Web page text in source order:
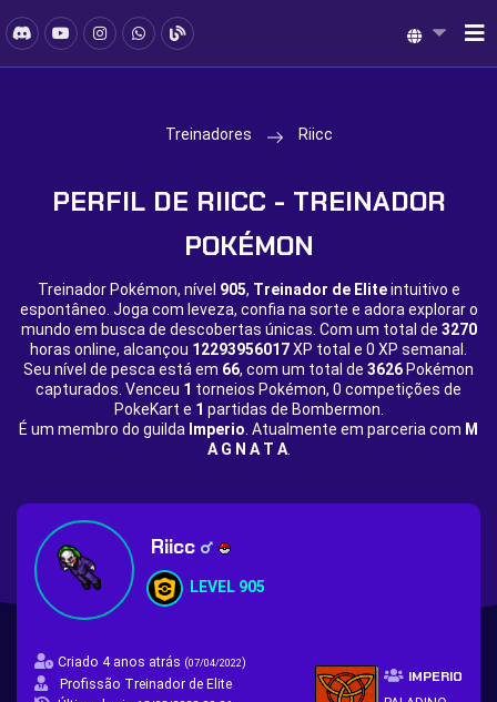
Treinadores Riicc
PERFIL DE RIICC - TREINADOR
POKÉMON
Treinador Pokémon, nível 905, Treinador de Eliteintuitivo e
espontâneo. Joga com leveza, confia na sorte e adora explorar o
mundo em busca de descobertas únicas. Com um total de 3270
horas online, alcançou 12293956017XP total e 0 XP semanal.
Seu nível de pesca está em 66, com um total de 3626 Pokémon
capturados. Venceu 1 torneios Pokémon, 0 competições de
PokeKart e 1 partidas de Bombermon.
É um membro do guilda Imperio . Atualmente em parceria com M
A G N A T A.
Riicc
LEVEL 905
Criado 4 anos atrás (07/04/2022)
Profissão Treinador de Elite
IMPERIO